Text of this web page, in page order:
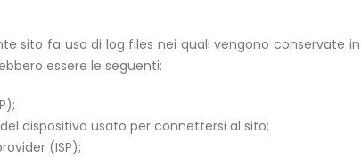
sito fa uso di log files nei quali vengono conservate
essere le seguenti:
dispositivo usato per connettersi al sito;
(ISP);